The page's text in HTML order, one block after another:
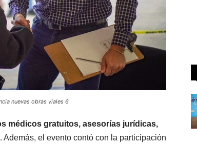
nuevas obras viales 6
médicos gratuitos, asesorías jurídicas,
Además, el evento contó con la participación